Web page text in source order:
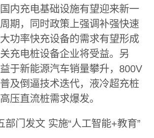
内充电基础设施有望迎来新一
期，同时政策上强调补强快速
功率快充设备的需求有望形成
充电桩设备企业将受益。另
于新能源汽车销量攀升，800V
及倒逼技术迭代，液冷超充桩
压直流桩需求爆发。
部门发文 实施“人工智能+教育”